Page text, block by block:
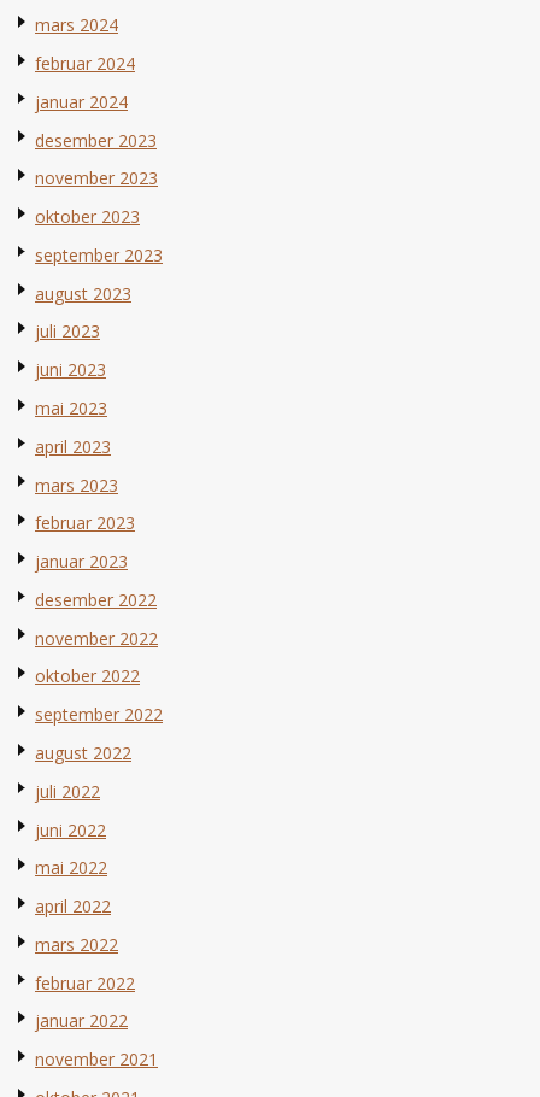
mars 2024
februar 2024
januar 2024
desember 2023
november 2023
oktober 2023
september 2023
august 2023
juli 2023
juni 2023
mai 2023
april 2023
mars 2023
februar 2023
januar 2023
desember 2022
november 2022
oktober 2022
september 2022
august 2022
juli 2022
juni 2022
mai 2022
april 2022
mars 2022
februar 2022
januar 2022
november 2021